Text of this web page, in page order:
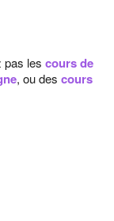
pas les cours de
, ou des cours